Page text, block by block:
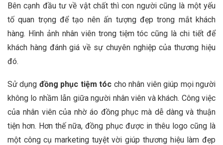
Bên cạnh đầu tư về vật chất thì con người cũng là một yếu
tố quan trọng để tạo nên ấn tượng đẹp trong mắt khách
hàng. Hình ảnh nhân viên trong tiệm tóc cũng là chi tiết để
khách hàng đánh giá về sự chuyên nghiệp của thương hiệu
đó.
Sử dụng đồng phục tiệm tóc cho nhân viên giúp mọi người
không lo nhầm lẫn giữa người nhân viên và khách. Công việc
của nhân viên của nhờ áo đồng phục mà dễ dàng và thuận
tiện hơn. Hơn thế nữa, đồng phục được in thêu logo cũng là
một công cụ marketing tuyệt vời giúp thương hiệu làm đẹp